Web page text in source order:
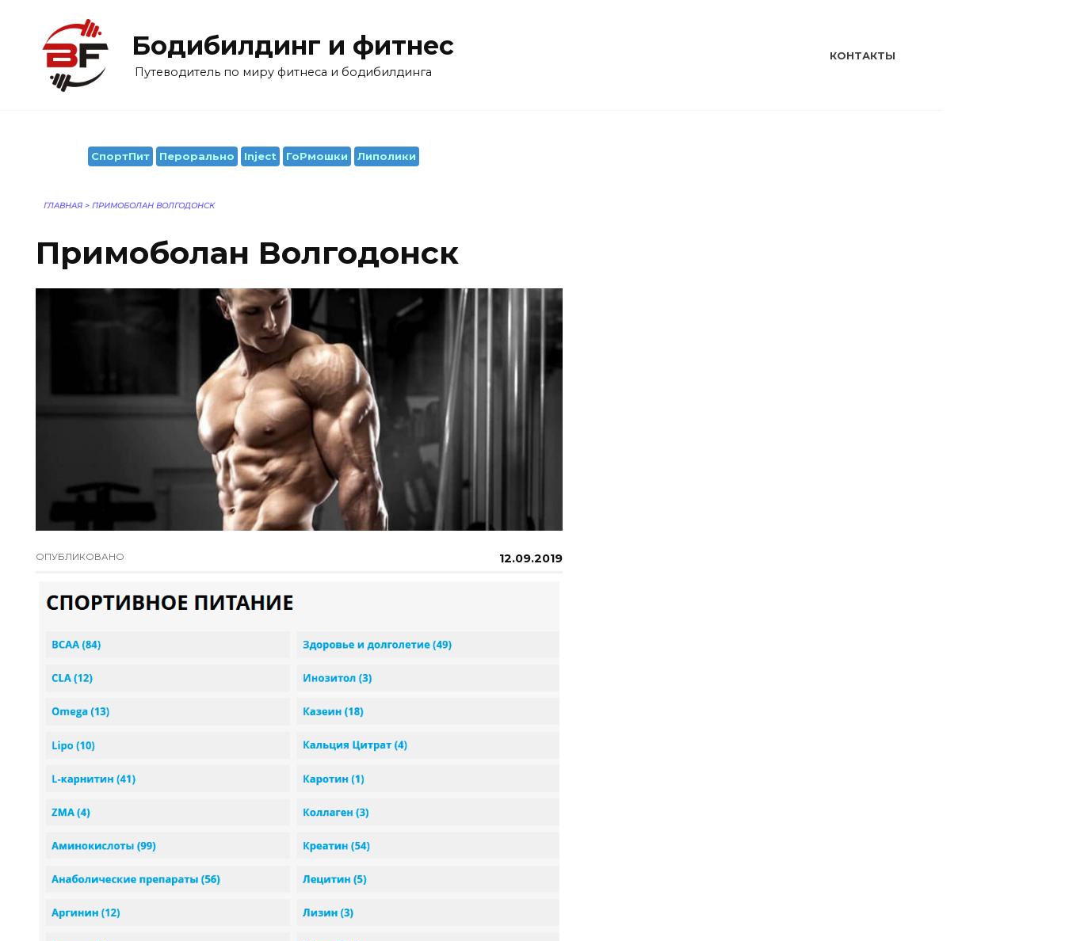
содержанию
Бодибилдинг и фитнес
Путеводитель по миру фитнеса и бодибилдинга
КОНТАКТЫ
СпортПит Перорально Inject ГоРмошки Липолики
ГЛАВНАЯ > ПРИМОБОЛАН ВОЛГОДОНСК
Примоболан Волгодонск
ОПУБЛИКОВАНО 12.09.2019